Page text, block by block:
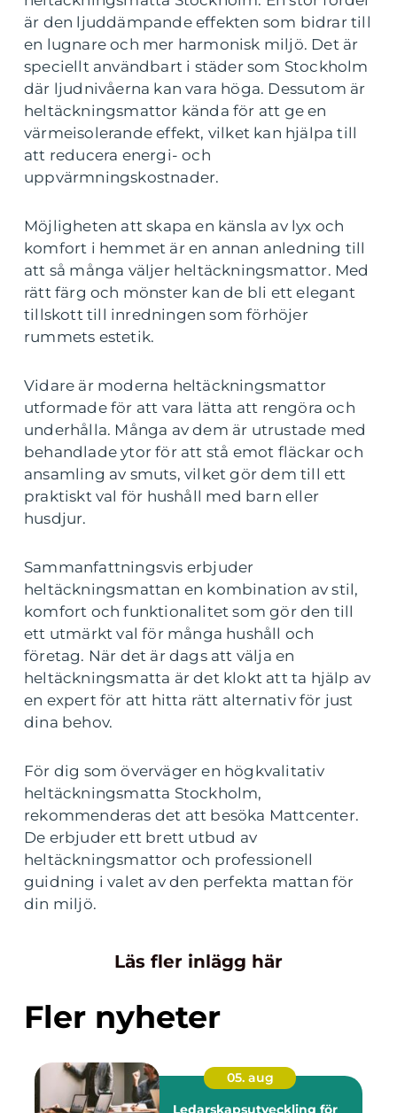
är den ljuddämpande effekten som bidrar till
en lugnare och mer harmonisk miljö. Det är
speciellt användbart i städer som Stockholm
där ljudnivåerna kan vara höga. Dessutom är
heltäckningsmattor kända för att ge en
värmeisolerande effekt, vilket kan hjälpa till
att reducera energi- och
uppvärmningskostnader.
Möjligheten att skapa en känsla av lyx och
komfort i hemmet är en annan anledning till
att så många väljer heltäckningsmattor. Med
rätt färg och mönster kan de bli ett elegant
tillskott till inredningen som förhöjer
rummets estetik.
Vidare är moderna heltäckningsmattor
utformade för att vara lätta att rengöra och
underhålla. Många av dem är utrustade med
behandlade ytor för att stå emot fläckar och
ansamling av smuts, vilket gör dem till ett
praktiskt val för hushåll med barn eller
husdjur.
Sammanfattningsvis erbjuder
heltäckningsmattan en kombination av stil,
komfort och funktionalitet som gör den till
ett utmärkt val för många hushåll och
företag. När det är dags att välja en
heltäckningsmatta är det klokt att ta hjälp av
en expert för att hitta rätt alternativ för just
dina behov.
För dig som överväger en högkvalitativ
heltäckningsmatta Stockholm,
rekommenderas det att besöka Mattcenter.
De erbjuder ett brett utbud av
heltäckningsmattor och professionell
guidning i valet av den perfekta mattan för
din miljö.
Läs fler inlägg här
Fler nyheter
05. aug
Ledarskapsutveckling för